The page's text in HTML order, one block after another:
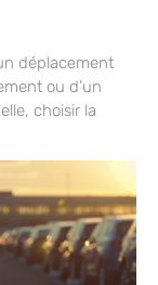
déplacement
ou d’un
choisir la